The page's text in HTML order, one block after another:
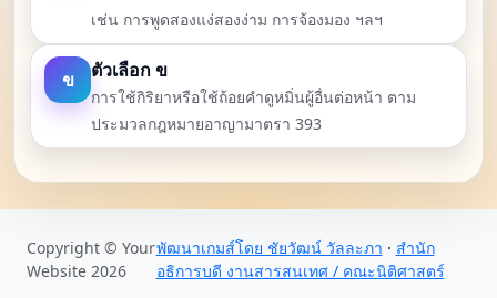
เช่น การพูดสองแง่สองง่าม การจ้องมอง ฯลฯ
ข ตัวเลือก ข
การใช้กิริยาหรือใช้ถ้อยคำดูหมิ่นผู้อื่นต่อหน้า ตาม
ประมวลกฎหมายอาญามาตรา 393
Copyright © Your
Website 2026
พัฒนาเกมส์โดย ชัยวัฒน์ วัลละภา · สำนัก
อธิการบดี งานสารสนเทศ / คณะนิติศาสตร์